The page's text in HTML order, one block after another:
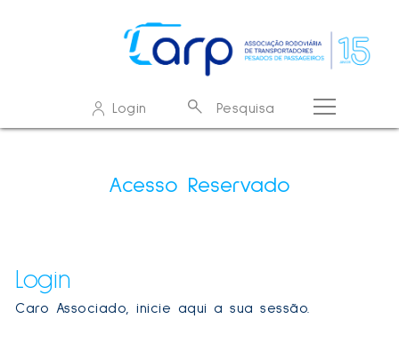
Login Pesquisa
Acesso Reservado
Login
Caro Associado, inicie aqui a sua sessão.
O que procura?